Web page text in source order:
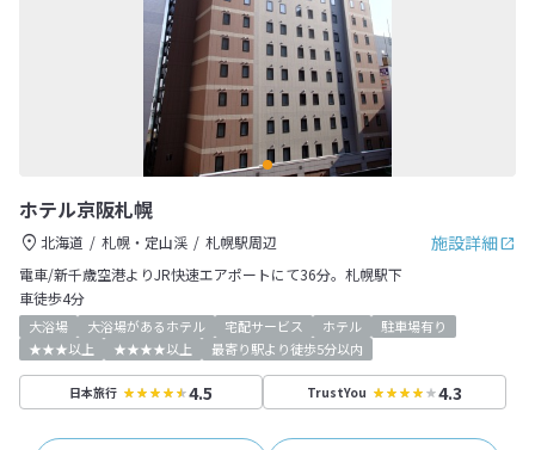
ホテル京阪札幌
施設詳細
北海道 札幌・定山渓
札幌駅周辺
電車/新千歳空港よりJR快速エアポートにて36分。札幌駅下
車徒歩4分
大浴場 大浴場があるホテル 宅配サービス ホテル
駐車場有り
★★★以上
★★★★以上 最寄り駅より徒歩5分以内
日本旅行 4.5 TrustYou 4.3